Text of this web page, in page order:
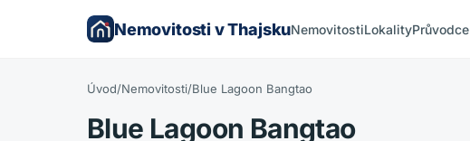
Nemovitosti v ThajskuNemovitostiLokalityPrůvodce
Úvod/Nemovitosti/Blue Lagoon Bangtao
Blue Lagoon Bangtao